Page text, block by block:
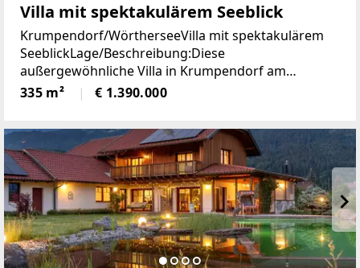
Villa mit spektakulärem Seeblick
Krumpendorf/WörtherseeVilla mit spektakulärem
SeeblickLage/Beschreibung:Diese
außergewöhnliche Villa in Krumpendorf am
Wörthersee vereint großzügiges Wohnen, exklusive
Ausstattung und eine unvergleichliche Aussicht in
335 m² € 1.390.000